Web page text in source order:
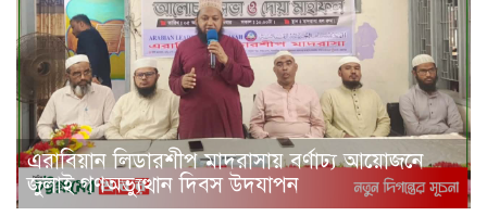
এরাবিয়ান লিডারশীপ মাদরাসায় বর্ণাঢ্য আয়োজনে
জুলাই গণঅভ্যুত্থান দিবস উদযাপন